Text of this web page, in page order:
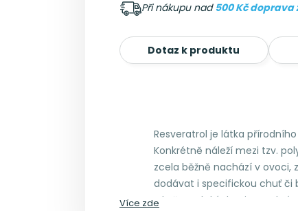
Při nákupu nad 500 Kč
Dotaz k produktu
Resveratrol je látka
Konkrétně náleží mezi tzv.
zcela běžně nachází v ovoci,
dodávat i specifickou chuť či
v kořenech kýchavice. Od té
Více zde